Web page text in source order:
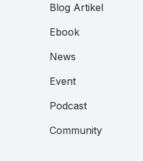
Blog Artikel
Ebook
News
Event
Podcast
Community